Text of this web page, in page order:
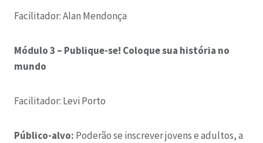
Facilitador: Alan Mendonça
Módulo 3 – Publique-se! Coloque sua história no
mundo
Facilitador: Levi Porto
Público-alvo: Poderão se inscrever jovens e adultos, a